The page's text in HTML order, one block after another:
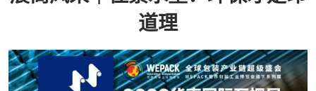
道理